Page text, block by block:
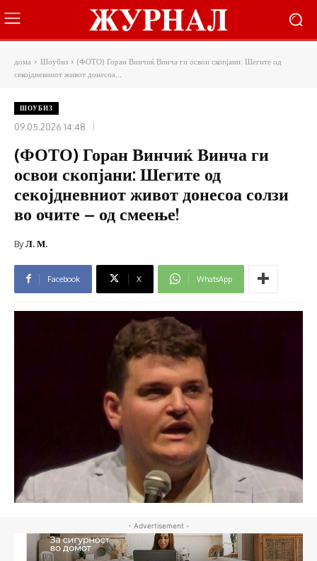
дома Шоубиз
(ФОТО) Горан Винчиќ Винча ги освои скопјани: Шегите од
секојдневниот живот донесоа...
ШОУБИЗ
09.05.2026 14:48
(ФОТО) Горан Винчиќ Винча ги
освои скопјани: Шегите од
секојдневниот живот донесоа солзи
во очите – од смеење!
ByЛ. М.
Facebook X WhatsApp
- Advertisement -